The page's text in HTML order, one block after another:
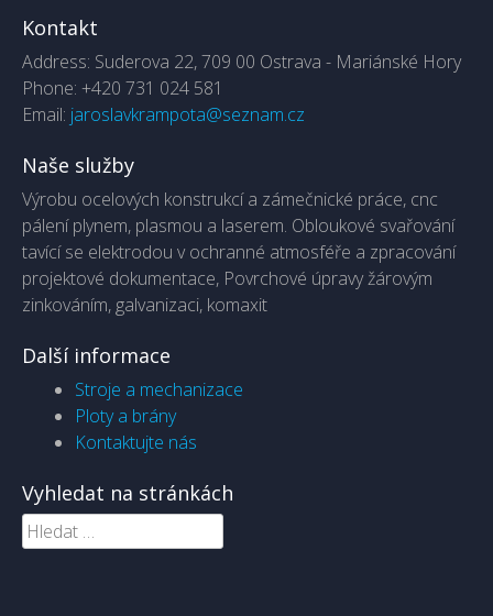
Kontakt
Address: Suderova 22, 709 00 Ostrava - Mariánské Hory
Phone: +420 731 024 581
Email: jaroslavkrampota@seznam.cz
Naše služby
Výrobu ocelových konstrukcí a zámečnické práce, cnc
pálení plynem, plasmou a laserem. Obloukové svařování
tavící se elektrodou v ochranné atmosféře a zpracování
projektové dokumentace, Povrchové úpravy žárovým
zinkováním, galvanizaci, komaxit
Další informace
Stroje a mechanizace
Ploty a brány
Kontaktujte nás
Vyhledat na stránkách
Vyhledávání